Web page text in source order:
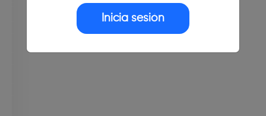
Inicia sesión